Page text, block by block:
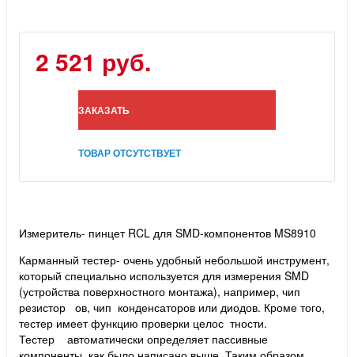
2 521 руб.
ЗАКАЗАТЬ
ТОВАР ОТСУТСТВУЕТ
Измеритель- пинцет RCL для SMD-компонентов MS8910
Карманный тестер- очень удобный небольшой инструмент,
который специально используется для измерения SMD
(устройства поверхностного монтажа), например, чип
резистор ов, чип конденсаторов или диодов. Кроме того,
тестер имеет функцию проверки целос тности.
Тестер автоматически определяет пассивные